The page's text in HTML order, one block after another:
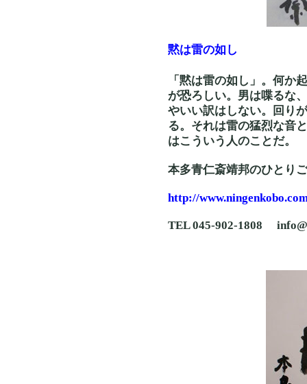
黙は雷の如し
「黙は雷の如し」。何か
が恐ろしい。男は喋るな
やいい訳はしない。回り
る。それは雷の猛烈な音
はこういう人のことだ。
本多青仁斎靖邦のひとり
http://
TEL 045-902-1808